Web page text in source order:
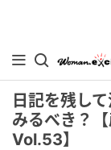
日記を残し
みるべき？
Vol.53】